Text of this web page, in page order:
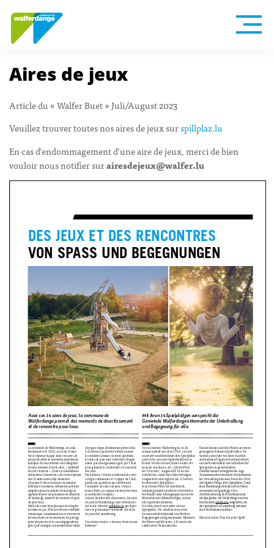
Aires de jeux
Article du « Walfer Buet » Juli/August 2023
Veuillez trouver toutes nos aires de jeux surspillplaz.lu
En cas d’endommagement d’une aire de jeux, merci de bien
vouloir nous notifier surairesdejeux@walfer.lu